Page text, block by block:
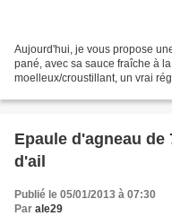
Aujourd'hui, je vous propose
pané, avec sa sauce fraîche à
moelleux/croustillant, un vrai
Epaule d'agneau
d'ail
Publié le 05/01/2013 à 07:30
Par ale29